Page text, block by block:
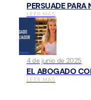
PERSUADE PARA
LEER MÁS
4 de junio de 2025
EL ABOGADO
LEER MÁS